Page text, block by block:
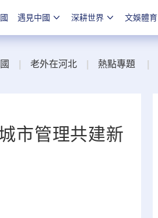
遇見中國 深耕世界 文娛體育
老外在河北 熱點專題
市管理共建新